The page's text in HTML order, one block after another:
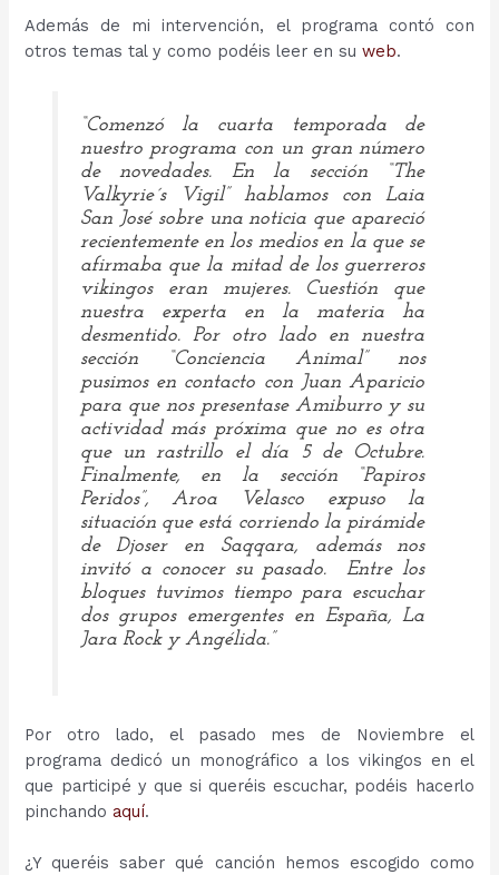
Además de mi intervención, el programa contó con
otros temas tal y como podéis leer en suweb.
“Comenzó la cuarta temporada de
nuestro programa con un gran número
de novedades. En la sección “The
Valkyrie´s Vigil” hablamos con Laia
San José sobre una noticia que apareció
recientemente en los medios en la que se
afirmaba que la mitad de los guerreros
vikingos eran mujeres. Cuestión que
nuestra experta en la materia ha
desmentido. Por otro lado en nuestra
sección “Conciencia Animal” nos
pusimos en contacto con Juan Aparicio
para que nos presentase Amiburroy su
actividad más próxima que no es otra
que un rastrillo el día 5 de Octubre.
Finalmente, en la sección “Papiros
Peridos”, Aroa Velasco expuso la
situación que está corriendo la pirámide
de Djoser en Saqqara, además nos
invitó a conocer su pasado. Entre los
bloques tuvimos tiempo para escuchar
dos grupos emergentes en España, La
Jara Rocky Angélida.”
Por otro lado, el pasado mes de Noviembre el
programa dedicó un monográfico a los vikingos en el
que participé y que si queréis escuchar, podéis hacerlo
pinchando aquí.
¿Y queréis saber qué canción hemos escogido como